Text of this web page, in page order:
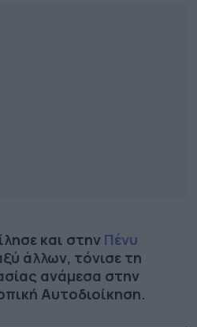
και στην Πένυ
άλλων, τόνισε τη
ανάμεσα στην
Αυτοδιοίκηση.